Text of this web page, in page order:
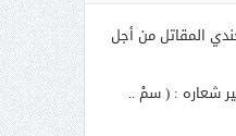
المقاتل من أجل
شعاره : ( سمْ ..